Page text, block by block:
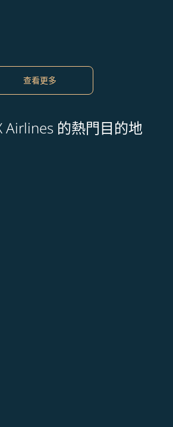
查看更多
Airlines 的熱門目的地